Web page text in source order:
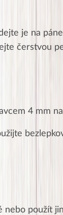
je na
čerstvou
4 mm
nebo použít
za krásný